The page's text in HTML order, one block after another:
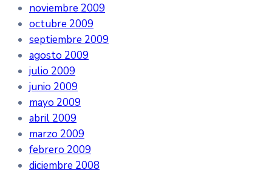
noviembre 2009
octubre 2009
septiembre 2009
agosto 2009
julio 2009
junio 2009
mayo 2009
abril 2009
marzo 2009
febrero 2009
diciembre 2008